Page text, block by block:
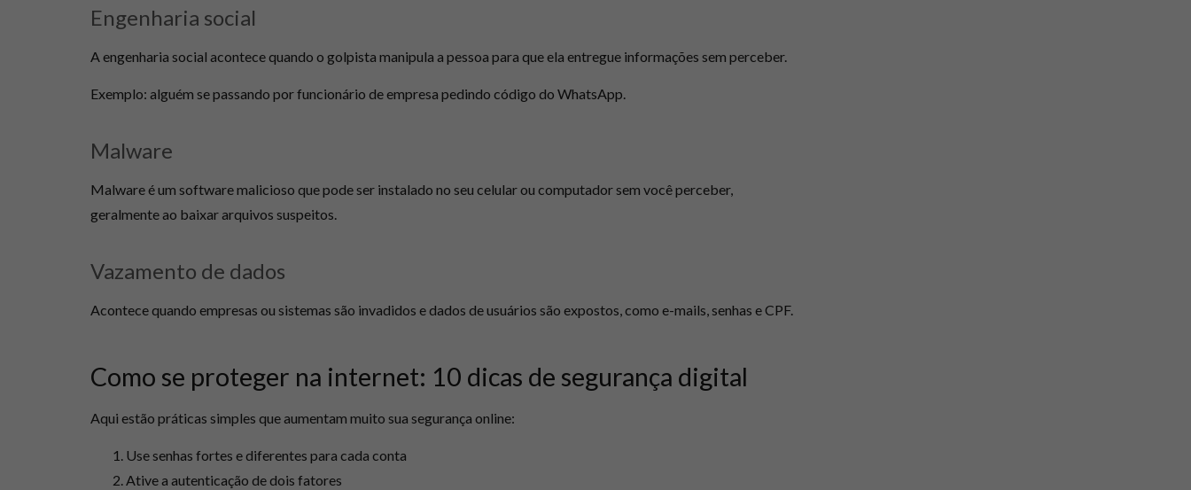
Engenharia social
A engenharia social acontece quando o golpista manipula a pessoa para que ela entregue informações sem perceber.
Exemplo: alguém se passando por funcionário de empresa pedindo código do WhatsApp.
Malware
Malware é um software malicioso que pode ser instalado no seu celular ou computador sem você perceber,
geralmente ao baixar arquivos suspeitos.
Vazamento de dados
Acontece quando empresas ou sistemas são invadidos e dados de usuários são expostos, como e-mails, senhas e CPF.
Como se proteger na internet: 10 dicas de segurança digital
Aqui estão práticas simples que aumentam muito sua segurança online:
Use senhas fortes e diferentes para cada conta
Ative a autenticação de dois fatores